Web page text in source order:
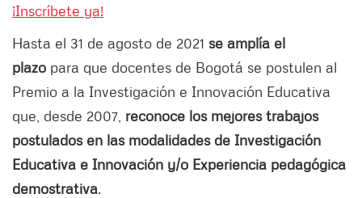
¡Inscríbete ya!
Hasta el 31 de agosto de 2021 se amplía el
plazo para que docentes de Bogotá se postulen al
Premio a la Investigación e Innovación Educativa
que, desde 2007, reconoce los mejores trabajos
postulados en las modalidades de Investigación
Educativa e Innovación y/o Experiencia pedagógica
demostrativa.